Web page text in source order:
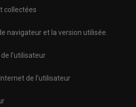
collectées
navigateur et la version utilisée.
l’utilisateur
de l’utilisateur